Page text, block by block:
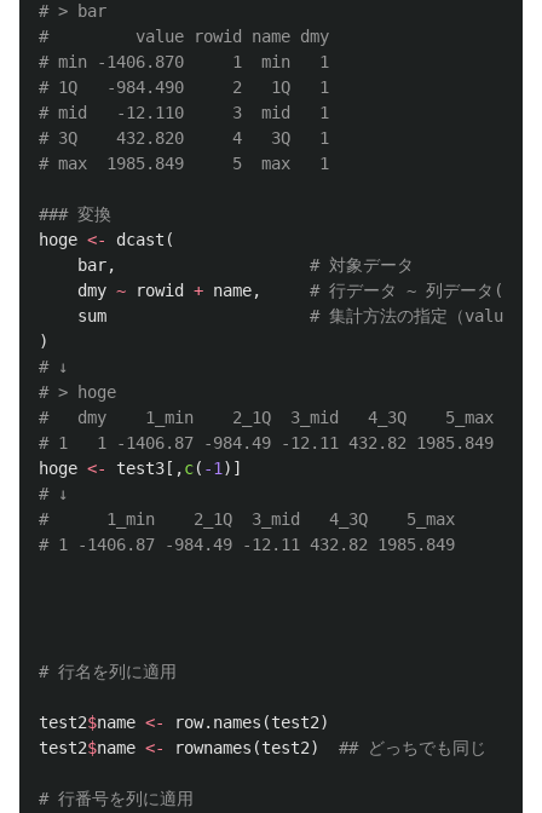
# > bar
#         value rowid name dmy
# min -1406.870     1  min   1
# 1Q   -984.490     2   1Q   1
# mid   -12.110     3  mid   1
# 3Q    432.820     4   3Q   1
# max  1985.849     5  max   1
### 変換
hoge <- dcast (
bar,
# 対象データ
dmy ~ rowid + name,
# 行データ ~ 列データ(列デ
sum
# 集計方法の指定（value列
)
# ↓
# > hoge
#   dmy    1_min    2_1Q  3_mid   4_3Q    5_max
# 1   1 -1406.87 -984.49 -12.11 432.82 1985.849
hoge <- test3 [,c( -1 )]
# ↓
#      1_min    2_1Q  3_mid   4_3Q    5_max
# 1 -1406.87 -984.49 -12.11 432.82 1985.849
# 行名を列に適用
test2$name <- row.names (test2)
test2$name <- rownames (test2) ## どっちでも同じ
# 行番号を列に適用